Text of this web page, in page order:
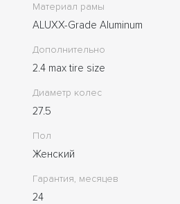
Материал рамы
ALUXX-Grade Aluminum
Дополнительно
2.4 max tire size
Диаметр колес
27.5
Пол
Женский
Гарантия, месяцев
24